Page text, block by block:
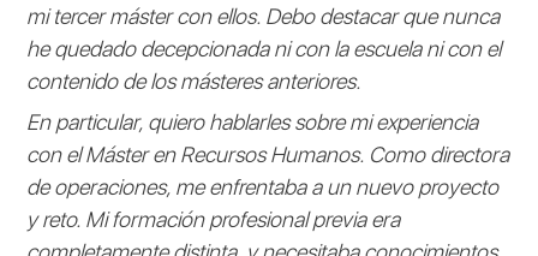
mi tercer máster con ellos. Debo destacar que nunca
he quedado decepcionada ni con la escuela ni con el
contenido de los másteres anteriores.
En particular, quiero hablarles sobre mi experiencia
con el Máster en Recursos Humanos. Como directora
de operaciones, me enfrentaba a un nuevo proyecto
y reto. Mi formación profesional previa era